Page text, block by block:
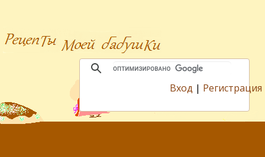
Вход | Регистрация